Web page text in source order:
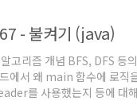
- 불켜기 (java)
고리즘 개념 BFS, DFS 등
에서 왜 main 함수에 로직
를 사용했는지 등에 대